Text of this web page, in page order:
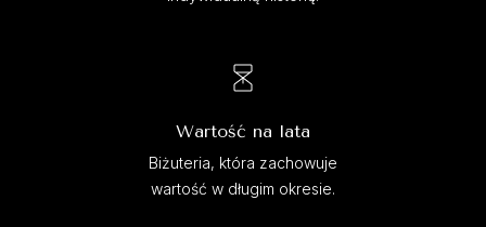
Wartość na lata
Biżuteria, która zachowuje
wartość w długim okresie.